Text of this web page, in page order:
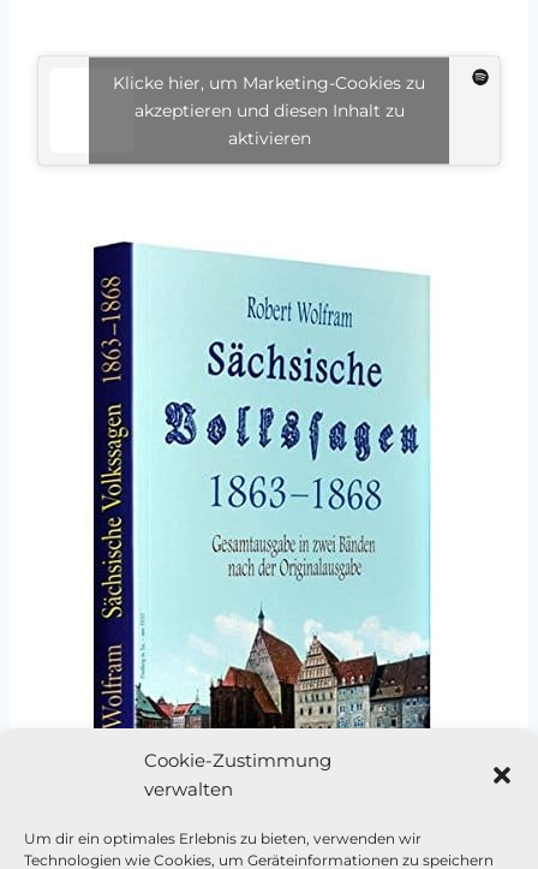
Cookie-Zustimmung
verwalten
Um dir ein optimales Erlebnis zu bieten, verwenden wir
Technologien wie Cookies, um Geräteinformationen zu speichern
Klicke hier, um Marketing-Cookies zu
akzeptieren und diesen Inhalt zu
aktivieren